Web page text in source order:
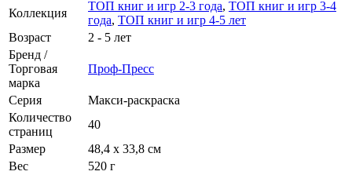
Коллекция
ТОП книг и игр 2-3 года, ТОП книг и игр 3-4
года, ТОП книг и игр 4-5 лет
Возраст
2 - 5 лет
Бренд /
Торговая
марка
Проф-Пресс
Серия
Макси-раскраска
Количество
страниц
40
Размер
48,4 х 33,8 см
Вес
520 г